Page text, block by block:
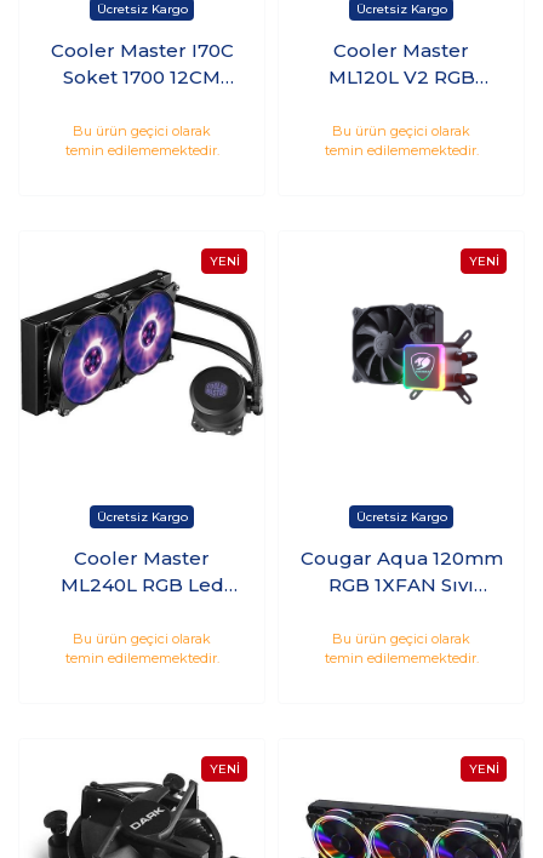
Cooler Master I70C
Soket 1700 12CM
Soğutucu (RR-I7C7-
18PA-R1)
Bu ürün geçici olarak
temin edilememektedir.
Cooler Master
ML120L V2 RGB
Bu ürün geçici olarak
temin edilememektedir.
Cooler Master
ML240L RGB Led
Soğutma
Bu ürün geçici olarak
temin edilememektedir.
Cougar Aqua 120mm
RGB 1XFAN Sıvı
CGR-AQUA-120
Bu ürün geçici olarak
temin edilememektedir.